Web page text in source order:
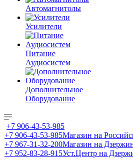
Автомагнитолы
Усилители
Питание
Аудиосистем
Дополнительное
Оборудование
+7 906-43-53-985
+7 906-43-53-985Магазин на
+7 967-31-32-200Магазин на
+7 952-83-28-915Уст.Центр на